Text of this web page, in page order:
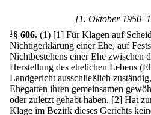
[1. Oktober
1§ 606. (1) [1] Für Klagen auf
Nichtigerklärung einer Ehe, auf
Nichtbestehens einer Ehe zwischen
Herstellung des ehelichen Lebens
Landgericht ausschließlich
Ehegatten ihren gemeinsamen
oder zuletzt gehabt haben. [2] Hat
Klage im Bezirk dieses Gerichts